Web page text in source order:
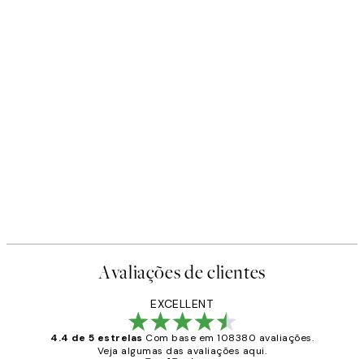
Avaliações de clientes
EXCELLENT
4.4 de 5 estrelas Com base em 108380 avaliações.
Veja algumas das avaliações aqui.